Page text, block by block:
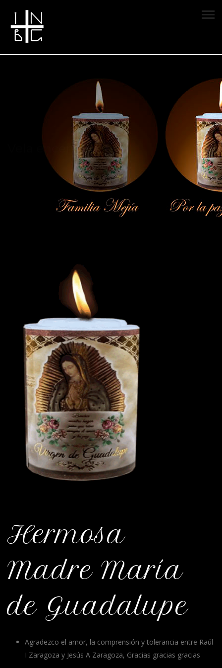
Vela encendida
Hermosa
Madre María
de Guadalupe
Agradezco el amor, la comprensión y tolerancia entre Raúl
I Zaragoza y Jesús A Zaragoza, Gracias gracias gracias